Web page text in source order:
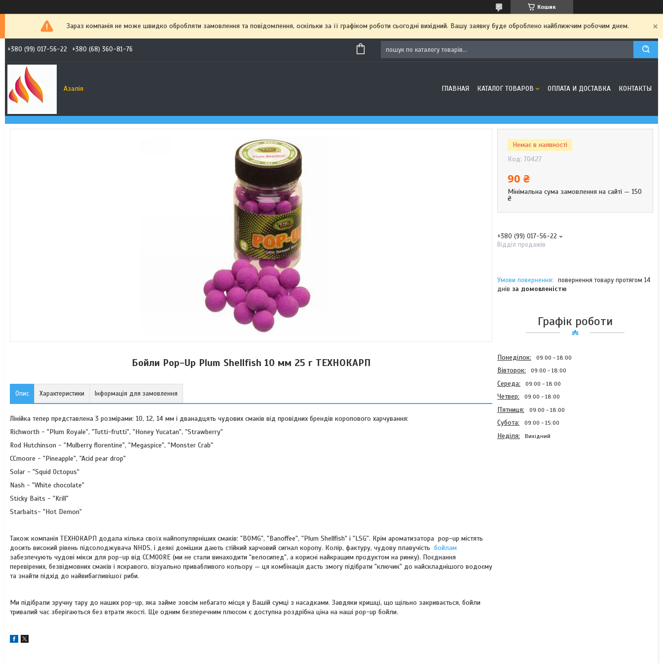
Кошик
Зараз компанія не може швидко обробляти замовлення та повідомлення, оскільки за її графіком роботи сьогодні вихідний. Вашу заявку буде оброблено найближчим робочим днем.
+380 (99) 017-56-22 +380 (68) 360-81-76
Азалія ГЛАВНАЯ КАТАЛОГ ТОВАРОВ ОПЛАТА И ДОСТАВКА КОНТАКТЫ
Бойли Pop-Up Plum Shellfish 10 мм 25 г ТЕХНОКАРП
Опис Характеристики Інформація для замовлення
Лінійка тепер представлена 3 розмірами: 10, 12, 14 мм і дванадцять чудових смаків від провідних брендів коропового харчування:
Richworth - "Plum Royale", "Tutti-frutti", "Honey Yucatan", "Strawberry"
Rod Hutchinson - "Mulberry florentine", "Megaspice", "Monster Crab"
CCmoore - "Pineapple", "Acid pear drop"
Solar - "Squid Octopus"
Nash - "White chocolate"
Sticky Baits - "Krill"
Starbaits- "Hot Demon"
Також компанія ТЕХНОКАРП додала кілька своїх найпопулярніших смаків: "BOMG", "Banoffee", "Plum Shellfish" і "LSG". Крім ароматизатора pop-up містять
досить високий рівень підсолоджувача NHDS, і деякі домішки дають стійкий харчовий сигнал коропу. Колір, фактуру, чудову плавучість бойлам
забезпечують чудові мікси для pop-up від CCMOORE (ми не стали винаходити "велосипед", а корисні найкращим продуктом на ринку). Поєднання
перевірених, безвідмовних смаків і яскравого, візуально привабливого кольору — ця комбінація дасть змогу підібрати "ключик" до найскладнішого водоєму
та знайти підхід до найвибагливішої риби.
Ми підібрали зручну тару до наших pop-up, яка займе зовсім небагато місця у Вашій сумці з насадками. Завдяки кришці, що щільно закривається, бойли
тривалий час зберігаються без втрати якості. Ще одним безперечним плюсом є доступна роздрібна ціна на наші pop-up бойли.
Немає в наявності
Код: 70427
90 ₴
Мінімальна сума замовлення на сайті — 150
₴
+380 (99) 017-56-22
Відділ продажів
повернення товару протягом 14
днів за домовленістю
Графік роботи
Понеділок 09:00 18:00
Вівторок 09:00 18:00
Середа 09:00 18:00
Четвер 09:00 18:00
Пʼятниця 09:00 18:00
Субота 09:00 15:00
Неділя Вихідний